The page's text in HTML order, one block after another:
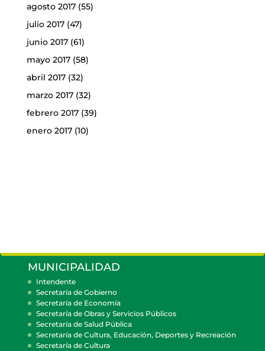
agosto 2017(55)
julio 2017(47)
junio 2017(61)
mayo 2017(58)
abril 2017(32)
marzo 2017(32)
febrero 2017(39)
enero 2017(10)
MUNICIPALIDAD
Intendente
Secretaría de Gobierno
Secretaría de Economía
Secretaría de Obras y Servicios Públicos
Secretaría de Salud Pública
Secretaría de Cultura, Educación, Deportes y Recreación
Secretaría de Cultura